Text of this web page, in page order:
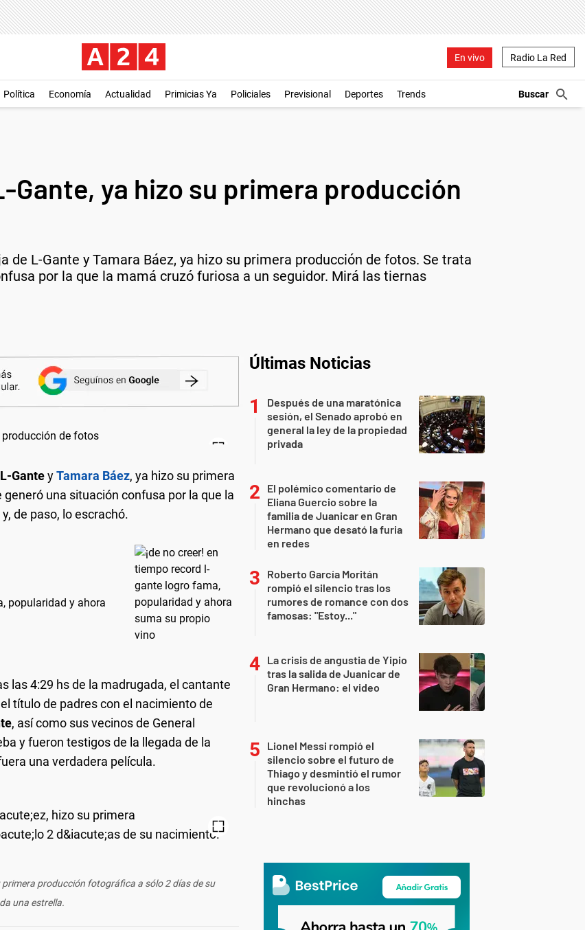
En vivo Radio La Red
Política Economía Actualidad Primicias Ya Policiales Previsional Deportes Trends
Gante, ya hizo su primera producción
de L-Gante y Tamara Báez, ya hizo su primera producción de fotos. Se trata
por la que la mamá cruzó furiosa a un seguidor. Mirá las tiernas
L-GanteyTamara Báez, ya hizo su primera
una situación confusa por la que la
de paso, lo escrachó.
popularidad y ahora
las 4:29 hs de la madrugada, el cantante
título de padres con el nacimiento de
, así como sus vecinos de General
y fueron testigos de la llegada de la
una verdadera película.
producción fotográfica a sólo 2 días de su
una estrella.
Últimas Noticias
Después de una maratónica
sesión, el Senado aprobó en
general la ley de la propiedad
privada
El polémico comentario de
Eliana Guercio sobre la
familia de Juanicar en Gran
Hermano que desató la furia
en redes
Roberto García Moritán
rompió el silencio tras los
rumores de romance con dos
famosas: "Estoy..."
La crisis de angustia de Yipio
tras la salida de Juanicar de
Gran Hermano: el video
Lionel Messi rompió el
silencio sobre el futuro de
Thiago y desmintió el rumor
que revolucionó a los
hinchas